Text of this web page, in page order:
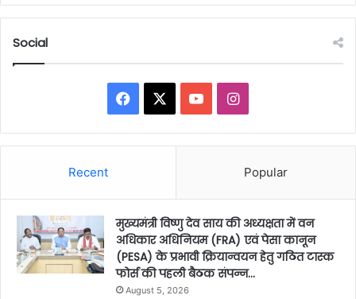
Social
Facebook YouTubeInstagram
Recent Popular
मुख्यमंत्री विष्णु देव साय की अध्यक्षता में वन
अधिकार अधिनियम (FRA) एवं पेसा कानून
(PESA) के प्रभावी क्रियान्वयन हेतु गठित टास्क
फोर्स की पहली बैठक संपन्न…
August 5, 2026